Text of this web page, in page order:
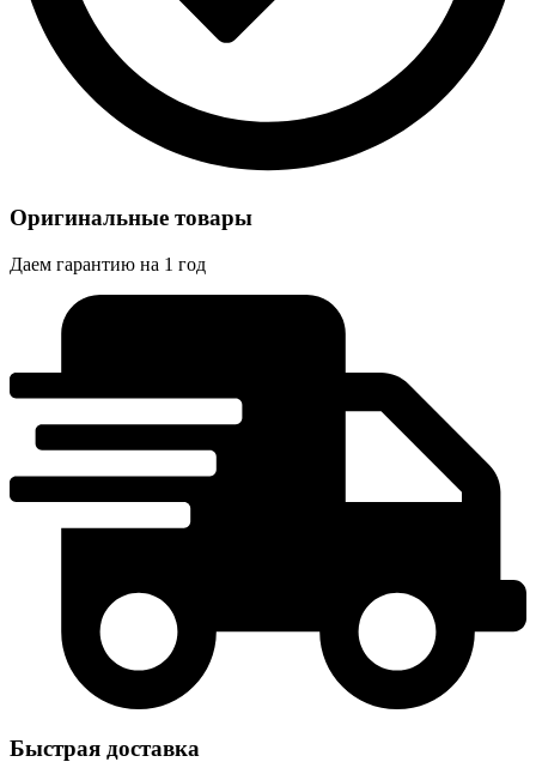
Оригинальные товары
Даем гарантию на 1 год
Быстрая доставка